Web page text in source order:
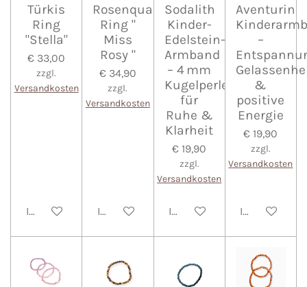
Türkis
Ring
"Stella"
€ 33,00
zzgl.
Versandkosten
In den Warenkorb
Rosenquarz
Ring "
Miss
Rosy "
€ 34,90
zzgl.
Versandkosten
In den Warenkorb
Sodalith
Kinder-
Edelstein-
Armband
– 4 mm
Kugelperlen
für
Ruhe &
Klarheit
€ 19,90
zzgl.
Versandkosten
In den Warenkorb
Aventurin
–
&
positive
Energie
€ 19,90
zzgl.
Versandkosten
In den